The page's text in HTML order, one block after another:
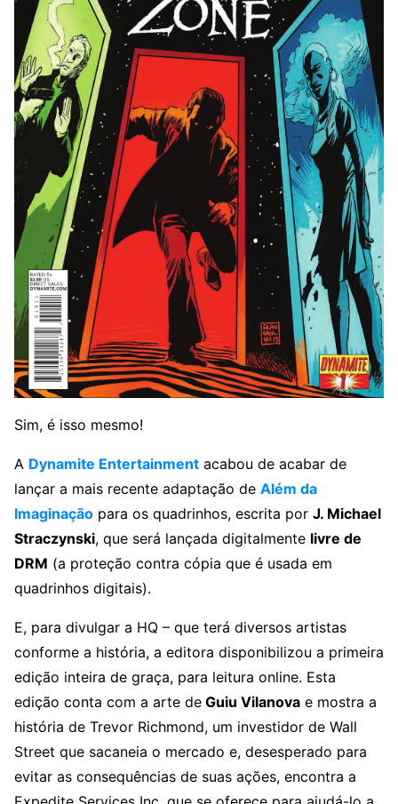
Sim, é isso mesmo!
A Dynamite Entertainment acabou de acabar de
lançar a mais recente adaptação de Além da
Imaginação para os quadrinhos, escrita por J. Michael
Straczynski, que será lançada digitalmente livre de
DRM (a proteção contra cópia que é usada em
quadrinhos digitais).
E, para divulgar a HQ – que terá diversos artistas
conforme a história, a editora disponibilizou a primeira
edição inteira de graça, para leitura online. Esta
edição conta com a arte de Guiu Vilanova e mostra a
história de Trevor Richmond, um investidor de Wall
Street que sacaneia o mercado e, desesperado para
evitar as consequências de suas ações, encontra a